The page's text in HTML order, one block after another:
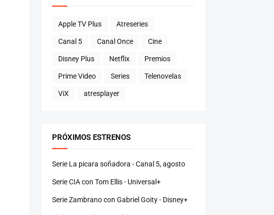
Apple TV Plus Atreseries
Canal 5 Canal Once Cine
Disney Plus Netflix Premios
Prime Video Series Telenovelas
ViX atresplayer
PRÓXIMOS ESTRENOS
Serie La picara soñadora - Canal 5, agosto
Serie CIA con Tom Ellis - Universal+
Serie Zambrano con Gabriel Goity - Disney+